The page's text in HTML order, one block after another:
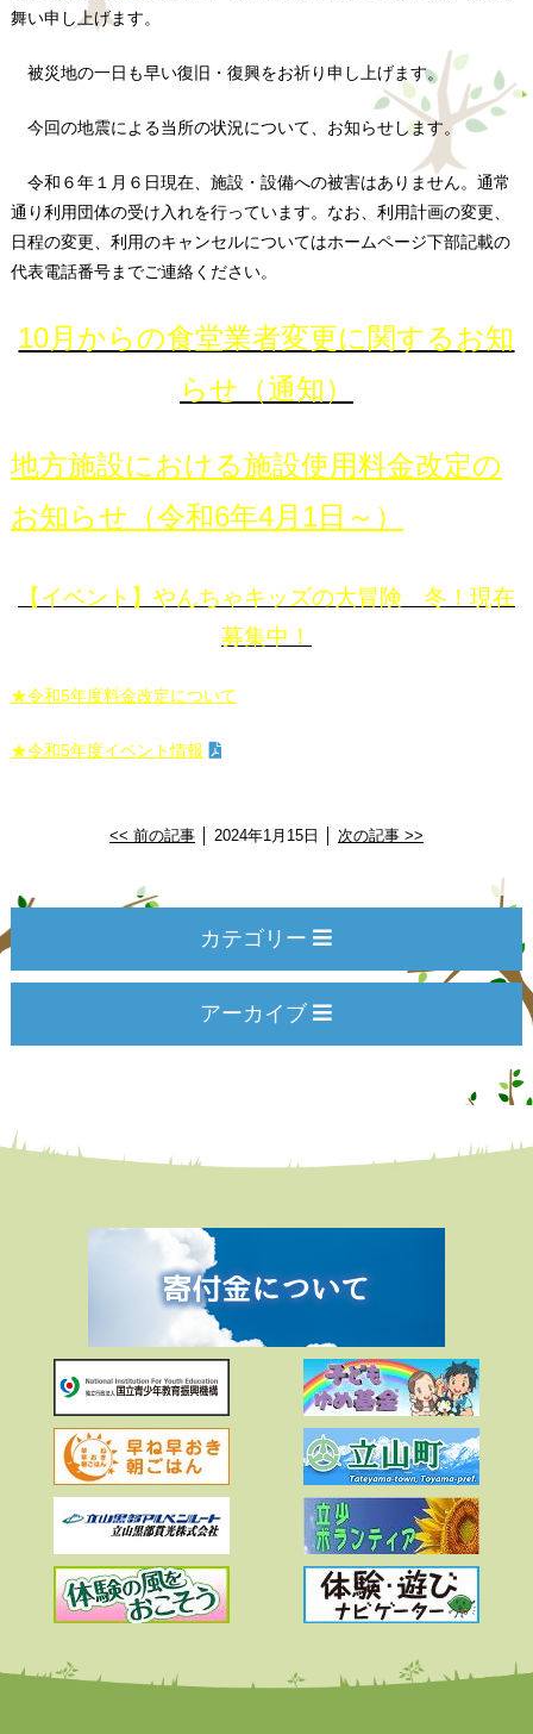
舞い申し上げます。
被災地の一日も早い復旧・復興をお祈り申し上げます。
今回の地震による当所の状況について、お知らせします。
令和６年１月６日現在、施設・設備への被害はありません。通常
通り利用団体の受け入れを行っています。なお、利用計画の変更、
日程の変更、利用のキャンセルについてはホームページ下部記載の
代表電話番号までご連絡ください。
10月からの食堂業者変更に関するお知
らせ（通知）
地方施設における施設使用料金改定の
お知らせ（令和6年4月1日～）
【イベント】やんちゃキッズの大冒険 冬！現在
募集中！
★令和5年度料金改定について
★令和5年度イベント情報
<< 前の記事│ 2024年1月15日 │ 次の記事 >>
カテゴリー
アーカイブ